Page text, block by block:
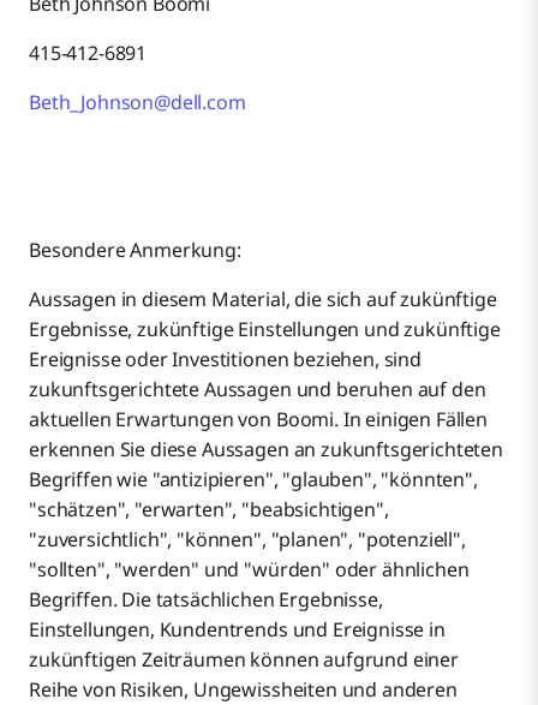
415-412-6891
Beth_Johnson@dell.com
Besondere Anmerkung:
Aussagen in diesem Material, die sich auf zukünftige
Ergebnisse, zukünftige Einstellungen und zukünftige
Ereignisse oder Investitionen beziehen, sind
zukunftsgerichtete Aussagen und beruhen auf den
aktuellen Erwartungen von Boomi. In einigen Fällen
erkennen Sie diese Aussagen an zukunftsgerichteten
Begriffen wie "antizipieren", "glauben", "könnten",
"schätzen", "erwarten", "beabsichtigen",
"zuversichtlich", "können", "planen", "potenziell",
"sollten", "werden" und "würden" oder ähnlichen
Begriffen. Die tatsächlichen Ergebnisse,
Einstellungen, Kundentrends und Ereignisse in
zukünftigen Zeiträumen können aufgrund einer
Reihe von Risiken, Ungewissheiten und anderen